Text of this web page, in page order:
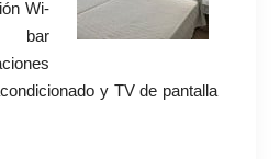
Wi-
bar
y TV de pantalla